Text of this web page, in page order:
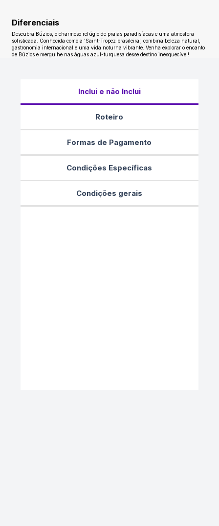
Diferenciais
Descubra Búzios, o charmoso refúgio de praias paradisíacas e uma atmosfera
sofisticada. Conhecida como a 'Saint-Tropez brasileira', combina beleza natural,
gastronomia internacional e uma vida noturna vibrante. Venha explorar o encanto
de Búzios e mergulhe nas águas azul-turquesa desse destino inesquecível!
Inclui e não Inclui
Roteiro
Formas de Pagamento
Condições Específicas
Condições gerais